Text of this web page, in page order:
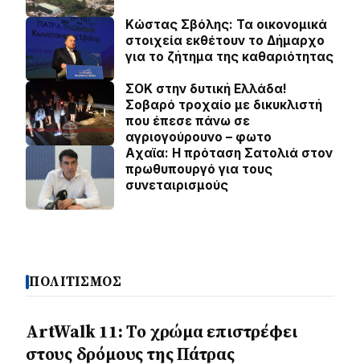
Κώστας Σβόλης: Τα οικονομικά
στοιχεία εκθέτουν το Δήμαρχο
για το ζήτημα της καθαριότητας
ΣΟΚ στην δυτική Ελλάδα!
Σοβαρό τροχαίο με δικυκλιστή
που έπεσε πάνω σε
αγριογούρουνο – φωτο
Aχαϊα: Η πρόταση Σατολιά στον
πρωθυπουργό για τους
συνεταιρισμούς
ΠΟΛΙΤΙΣΜΟΣ
ArtWalk 11: Το χρώμα επιστρέφει
στους δρόμους της Πάτρας